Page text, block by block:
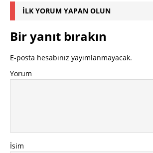
İLK YORUM YAPAN OLUN
Bir yanıt bırakın
E-posta hesabınız yayımlanmayacak.
Yorum
İsim